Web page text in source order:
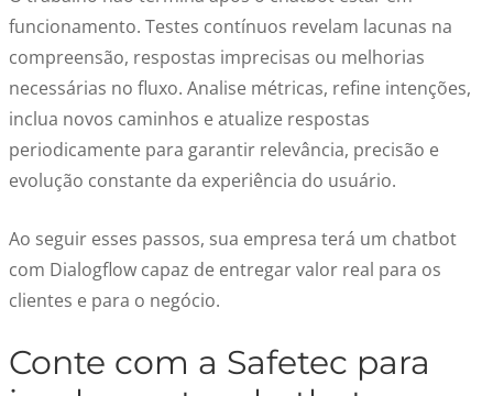
funcionamento. Testes contínuos revelam lacunas na
compreensão, respostas imprecisas ou melhorias
necessárias no fluxo. Analise métricas, refine intenções,
inclua novos caminhos e atualize respostas
periodicamente para garantir relevância, precisão e
evolução constante da experiência do usuário.
Ao seguir esses passos, sua empresa terá um chatbot
com Dialogflow capaz de entregar valor real para os
clientes e para o negócio.
Conte com a Safetec para